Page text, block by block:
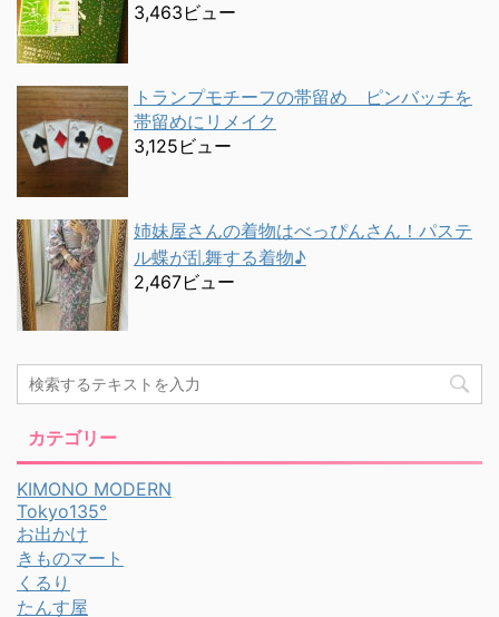
3,463ビュー
トランプモチーフの帯留め ピンバッチを
帯留めにリメイク
3,125ビュー
姉妹屋さんの着物はべっぴんさん！パステ
ル蝶が乱舞する着物♪
2,467ビュー
カテゴリー
KIMONO MODERN
Tokyo135°
お出かけ
きものマート
くるり
たんす屋